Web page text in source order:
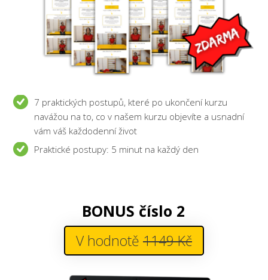
7 praktických postupů, které po ukončení kurzu
navážou na to, co v našem kurzu objevíte a usnadní
vám váš každodenní život
Praktické postupy: 5 minut na každý den
BONUS číslo 2
V hodnotě 1149 Kč